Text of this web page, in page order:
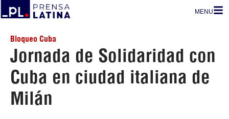
MENU
Bloqueo Cuba
Jornada de Solidaridad con
Cuba en ciudad italiana de
Milán